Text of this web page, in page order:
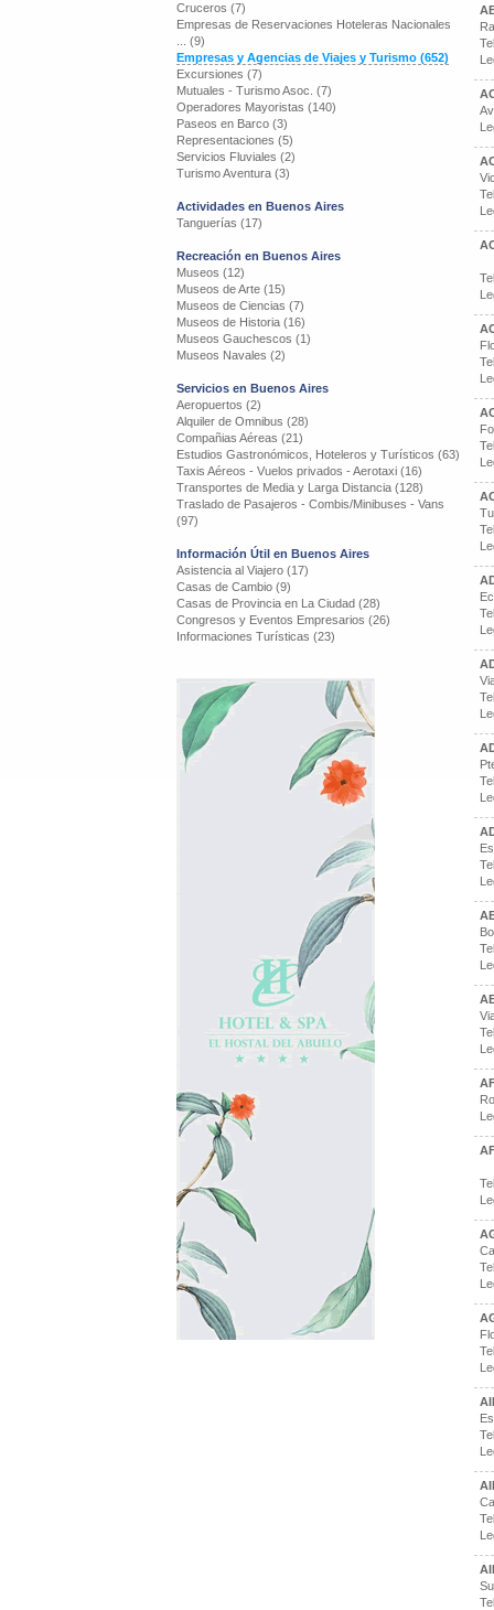
Cruceros (7)
Empresas de Reservaciones Hoteleras Nacionales
... (9)
Empresas y Agencias de Viajes y Turismo (652)
Excursiones (7)
Mutuales - Turismo Asoc. (7)
Operadores Mayoristas (140)
Paseos en Barco (3)
Representaciones (5)
Servicios Fluviales (2)
Turismo Aventura (3)
Actividades en Buenos Aires
Tanguerías (17)
Recreación en Buenos Aires
Museos (12)
Museos de Arte (15)
Museos de Ciencias (7)
Museos de Historia (16)
Museos Gauchescos (1)
Museos Navales (2)
Servicios en Buenos Aires
Aeropuertos (2)
Alquiler de Omnibus (28)
Compañias Aéreas (21)
Estudios Gastronómicos, Hoteleros y Turísticos (63)
Taxis Aéreos - Vuelos privados - Aerotaxi (16)
Transportes de Media y Larga Distancia (128)
Traslado de Pasajeros - Combis/Minibuses - Vans
(97)
Información Útil en Buenos Aires
Asistencia al Viajero (17)
Casas de Cambio (9)
Casas de Provincia en La Ciudad (28)
Congresos y Eventos Empresarios (26)
Informaciones Turísticas (23)